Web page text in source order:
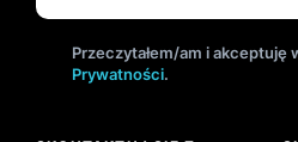
Przeczytałem/am i akceptuję
Prywatności.